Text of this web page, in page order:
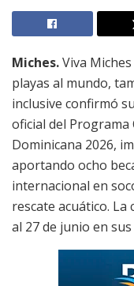
Miches.Viva
playas al mundo,
inclusive confirmó
oficial del Programa
Dominicana 2026,
aportando ocho
internacional en
rescate acuático. La
al 27 de junio en